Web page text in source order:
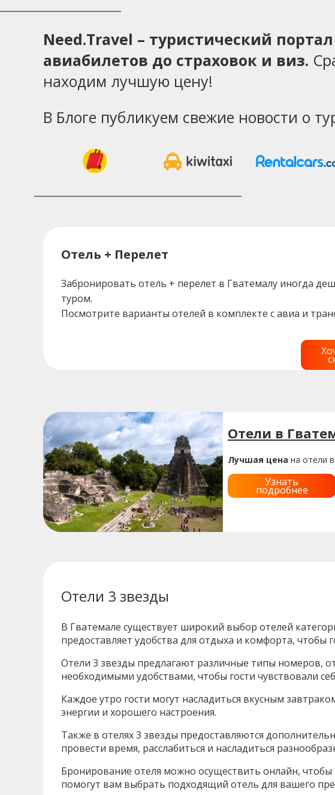
Need.Travel – туристический
авиабилетов до страховок и виз.
находим лучшую цену!
В Блоге публикуем свежие новости о
Отель + Перелет
Забронировать отель + перелет в Гватемалу иногда
туром.
Посмотрите варианты отелей в комплекте с авиа и
Отели в
Лучшая цена на отели
Узнать
подробнее
Отели 3 звезды
В Гватемале существует широкий выбор отелей
предоставляет удобства для отдыха и комфорта, чтобы
Отели 3 звезды предлагают различные типы номеров,
необходимыми удобствами, чтобы гости чувствовали
Каждое утро гости могут насладиться вкусным
энергии и хорошего настроения.
Также в отелях 3 звезды предоставляются
провести время, расслабиться и насладиться
Бронирование отеля можно осуществить онлайн,
помогут вам выбрать подходящий отель для вашего